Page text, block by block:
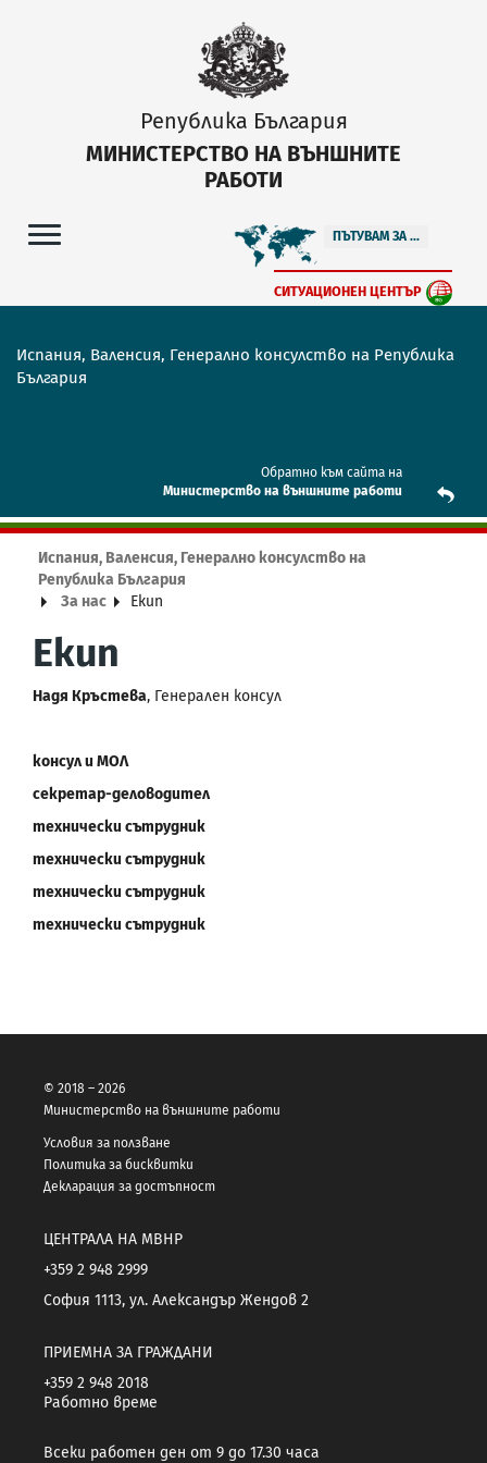
Република България
МИНИСТЕРСТВО НА ВЪНШНИТЕ
РАБОТИ
ПЪТУВАМ ЗА ...
СИТУАЦИОНЕН ЦЕНТЪР
Испания, Валенсия, Генерално консулство на Република
България
Обратно към сайта на
Mинистерство на външните работи
Испания, Валенсия, Генерално консулство на
Република България
За нас
Екип
Екип
Надя Кръстева, Генерален консул
консул и МОЛ
секретар-деловодител
технически сътрудник
технически сътрудник
технически сътрудник
технически сътрудник
© 2018 – 2026
Министерство на външните работи
Условия за ползване
Политика за бисквитки
Декларация за достъпност
ЦЕНТРАЛА НА МВНР
+359 2 948 2999
София 1113, ул. Александър Жендов 2
ПРИЕМНА ЗА ГРАЖДАНИ
+359 2 948 2018
Работно време
Всеки работен ден от 9 до 17.30 часа